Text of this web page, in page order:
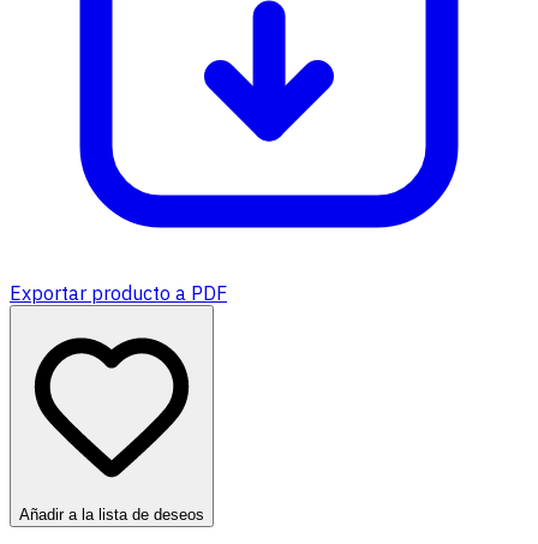
Exportar producto a PDF
Añadir a la lista de deseos